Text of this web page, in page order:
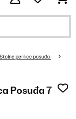
Stolne perilice posuđa
Posuđa 7